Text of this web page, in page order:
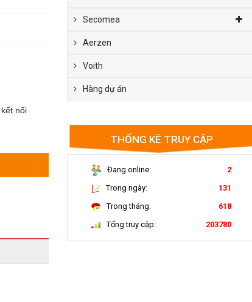
nối
Secomea
Aerzen
Voith
Hàng dự án
THỐNG KÊ TRUY CẬP
Đang online:
2
Trong ngày:
131
Trong tháng:
618
Tổng truy cập:
203780